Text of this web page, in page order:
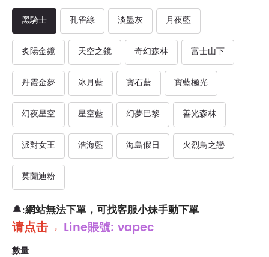
黑騎士 孔雀綠 淡墨灰 月夜藍
炙陽金鏡 天空之鏡 奇幻森林 富士山下
丹霞金夢 冰月藍 寶石藍 寶藍極光
幻夜星空 星空藍 幻夢巴黎 善光森林
派對女王 浩海藍 海島假日 火烈鳥之戀
莫蘭迪粉
🔔:網站無法下單，可找客服小妹手動下單
请点击→ Line賬號: vapec
數量